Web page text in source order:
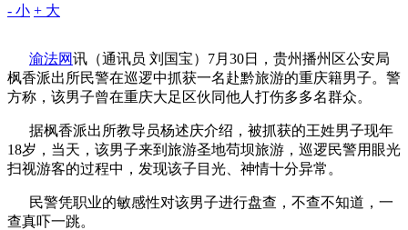
- 小 + 大
渝法网讯（通讯员 刘国宝）7月30日，贵州播州区公安局
枫香派出所民警在巡逻中抓获一名赴黔旅游的重庆籍男子。警
方称，该男子曾在重庆大足区伙同他人打伤多多名群众。
据枫香派出所教导员杨述庆介绍，被抓获的王姓男子现年
18岁，当天，该男子来到旅游圣地苟坝旅游，巡逻民警用眼光
扫视游客的过程中，发现该子目光、神情十分异常。
民警凭职业的敏感性对该男子进行盘查，不查不知道，一
查真吓一跳。